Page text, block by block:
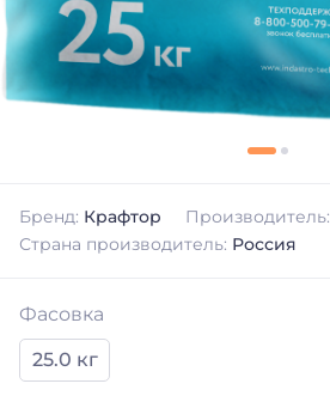
Бренд: Крафтор Производитель:
Страна производитель: Россия
Фасовка
25.0 кг